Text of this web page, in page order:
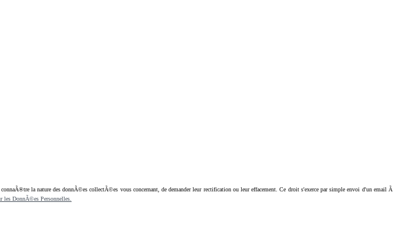
la nature des donnÃ©es collectÃ©es vous concernant, de demander leur rectification ou leur effacement. Ce droit s'exerce par simple envoi d'un email Ã
les DonnÃ©es Personnelles.